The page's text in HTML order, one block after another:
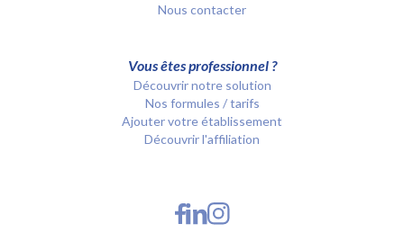
Nous contacter
Vous êtes professionnel ?
Découvrir notre solution
Nos formules / tarifs
Ajouter votre établissement
Découvrir l'affiliation